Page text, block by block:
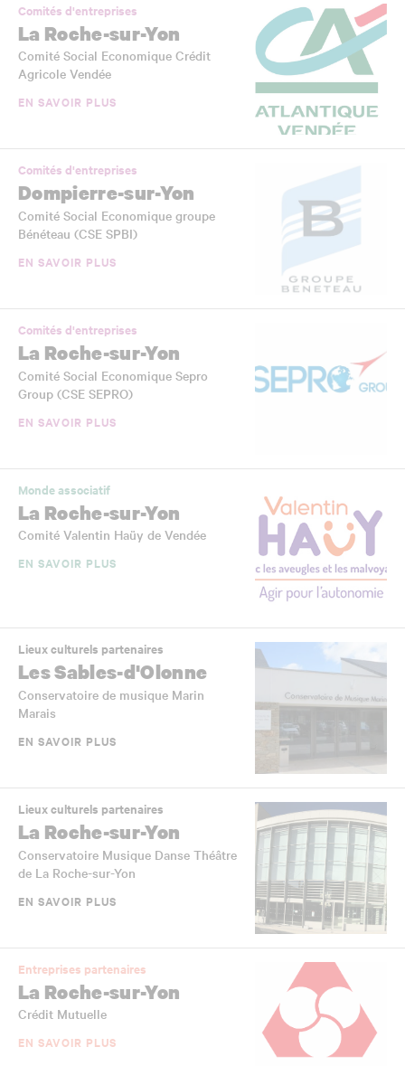
Comités d'entreprises
La Roche-sur-Yon
Comité Social Economique Crédit
Agricole Vendée
EN SAVOIR PLUS
Comités d'entreprises
Dompierre-sur-Yon
Comité Social Economique groupe
Bénéteau (CSE SPBI)
EN SAVOIR PLUS
Comités d'entreprises
La Roche-sur-Yon
Comité Social Economique Sepro
Group (CSE SEPRO)
EN SAVOIR PLUS
Monde associatif
La Roche-sur-Yon
Comité Valentin Haüy de Vendée
EN SAVOIR PLUS
Lieux culturels partenaires
Les Sables-d'Olonne
Conservatoire de musique Marin
Marais
EN SAVOIR PLUS
Lieux culturels partenaires
La Roche-sur-Yon
Conservatoire Musique Danse Théâtre
de La Roche-sur-Yon
EN SAVOIR PLUS
Entreprises partenaires
La Roche-sur-Yon
Crédit Mutuelle
EN SAVOIR PLUS